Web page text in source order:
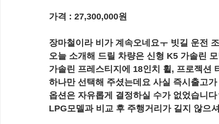
가격 : 27,300,000원
장마철이라 비가 계속오네요ㅜ 빗길 운전
오늘 소개해 드릴 차량은 신형 K5 가솔린
가솔린 프레스티지에 18인치 휠, 프로젝션
하나만 선택해 주셨는데요 사실 즉시출고
옵션은 자유롭게 결정하실 수가 없었습니다
LPG모델과 비교 후 주행거리가 길지 않으